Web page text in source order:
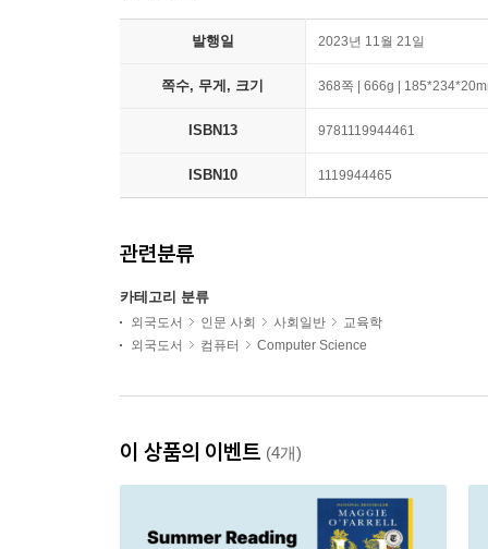
발행일 2023년 11월 21일
쪽수, 무게, 크기 368쪽 | 666g |
ISBN13 9781119944461
ISBN10 1119944465
관련분류
카테고리 분류
외국도서 인문 사회 사회일반
교육학
외국도서
컴퓨터 Computer Science
이 상품의 이벤트 (4개)